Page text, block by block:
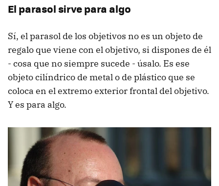
El parasol sirve para algo
Sí, el parasol de los objetivos no es un objeto de
regalo que viene con el objetivo, si dispones de él
- cosa que no siempre sucede - úsalo. Es ese
objeto cilíndrico de metal o de plástico que se
coloca en el extremo exterior frontal del objetivo.
Y es para algo.